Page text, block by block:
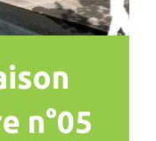
n°05